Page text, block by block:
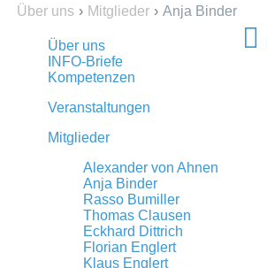
Über uns › Mitglieder › Anja Binder
Über uns
INFO-Briefe
Kompetenzen
Veranstaltungen
Mitglieder
Alexander von Ahnen
Anja Binder
Rasso Bumiller
Thomas Clausen
Eckhard Dittrich
Florian Englert
Klaus Englert